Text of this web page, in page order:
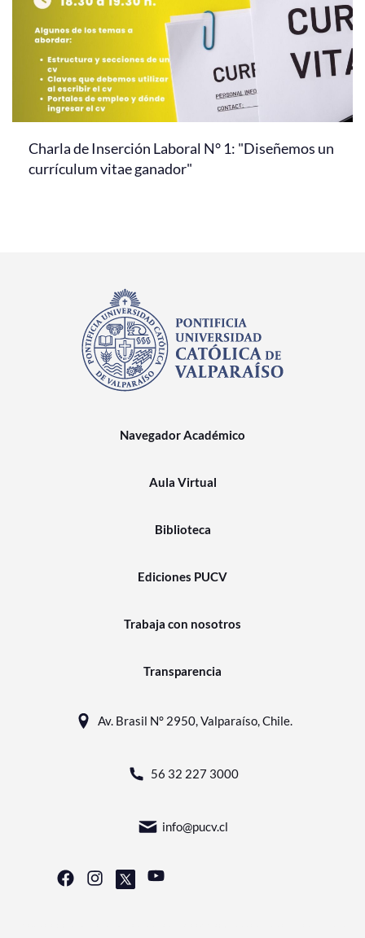
Charla de Inserción Laboral N° 1: "Diseñemos un
currículum vitae ganador"
Navegador Académico
Aula Virtual
Biblioteca
Ediciones PUCV
Trabaja con nosotros
Transparencia
Av. Brasil N° 2950, Valparaíso, Chile.
56 32 227 3000
info@pucv.cl